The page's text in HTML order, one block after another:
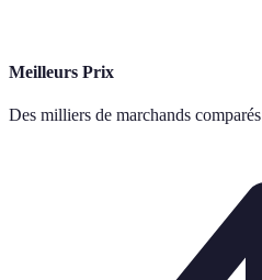
Meilleurs Prix
Des milliers de marchands comparés